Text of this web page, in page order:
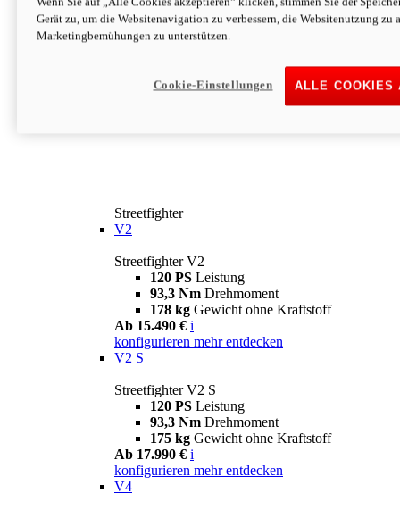
Streetfighter
V2
Streetfighter V2
120 PS Leistung
93,3 Nm Drehmoment
178 kg Gewicht ohne Kraftstoff
Ab 15.490 € i
konfigurieren mehr entdecken
V2 S
Streetfighter V2 S
120 PS Leistung
93,3 Nm Drehmoment
175 kg Gewicht ohne Kraftstoff
Ab 17.990 € i
konfigurieren mehr entdecken
V4
Gerät zu, um die Websitenavigation zu verbessern, die Websitenutzung zu
Marketingbemühungen zu unterstützen.
ALLE COOKIES
Cookie-Einstellungen